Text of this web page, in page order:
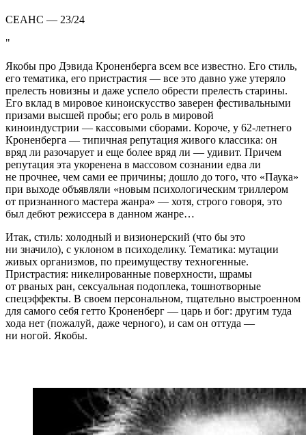
СЕАНС — 23/24
Якобы про Дэвида Кроненберга всем все известно. Его стиль,
его тематика, его пристрастия — все это давно уже утеряло
прелесть новизны и даже успело обрести прелесть старины.
Его вклад в мировое киноискусство заверен фестивальными
призами высшей пробы; его роль в мировой
киноиндустрии — кассовыми сборами. Короче, у 62-летнего
Кроненберга — типичная репутация живого классика: он
вряд ли разочарует и еще более вряд ли — удивит. Причем
репутация эта укоренена в массовом сознании едва ли
не прочнее, чем сами ее причины; дошло до того, что «Паука»
при выходе объявляли «новым психологическим триллером
от признанного мастера жанра» — хотя, строго говоря, это
был дебют режиссера в данном жанре…
Итак, стиль: холодный и визионерский (что бы это
ни значило), с уклоном в психоделику. Тематика: мутации
живых организмов, по преимуществу техногенные.
Пристрастия: никелированные поверхности, шрамы
от рваных ран, сексуальная подоплека, тошнотворные
спецэффекты. В своем персональном, тщательно выстроенном
для самого себя гетто Кроненберг — царь и бог: другим туда
хода нет (пожалуй, даже черного), и сам он оттуда —
ни ногой. Якобы.